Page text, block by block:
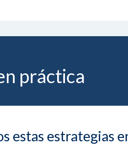
práctica
estas estrategias